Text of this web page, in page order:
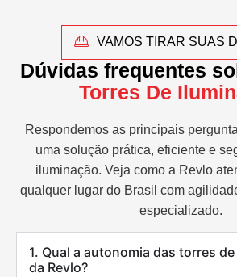
VAMOS TIRAR SUAS
Dúvidas frequentes
Torres De
Respondemos as principais
uma solução prática, eficiente e
iluminação. Veja como a Revlo
qualquer lugar do Brasil com
especializado.
1. Qual a autonomia das torres
da Revlo?